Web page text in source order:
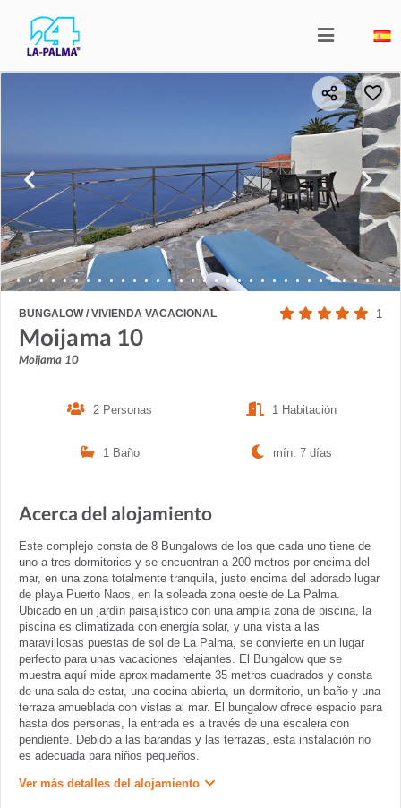
BUNGALOW / VIVIENDA VACACIONAL 1
Moijama 10
Moijama 10
2 Personas 1 Habitación
1 Baño mín. 7 días
Acerca del alojamiento
Este complejo consta de 8 Bungalows de los que cada uno tiene de
uno a tres dormitorios y se encuentran a 200 metros por encima del
mar, en una zona totalmente tranquila, justo encima del adorado lugar
de playa Puerto Naos, en la soleada zona oeste de La Palma.
Ubicado en un jardín paisajístico con una amplia zona de piscina, la
piscina es climatizada con energía solar, y una vista a las
maravillosas puestas de sol de La Palma, se convierte en un lugar
perfecto para unas vacaciones relajantes. El Bungalow que se
muestra aquí mide aproximadamente 35 metros cuadrados y consta
de una sala de estar, una cocina abierta, un dormitorio, un baño y una
terraza amueblada con vistas al mar. El bungalow ofrece espacio para
hasta dos personas, la entrada es a través de una escalera con
pendiente. Debido a las barandas y las terrazas, esta instalación no
es adecuada para niños pequeños.
Ver más detalles del alojamiento